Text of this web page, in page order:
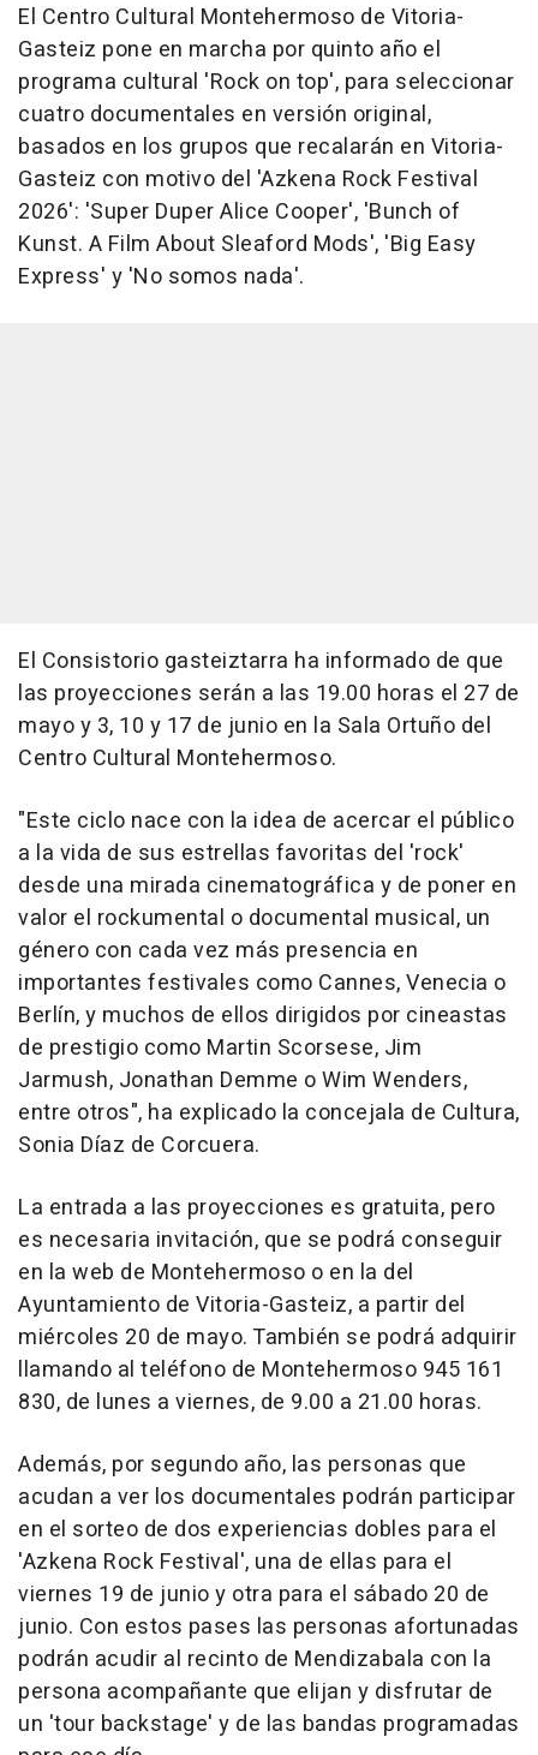
El Centro Cultural Montehermoso de Vitoria-
Gasteiz pone en marcha por quinto año el
programa cultural 'Rock on top', para seleccionar
cuatro documentales en versión original,
basados en los grupos que recalarán en Vitoria-
Gasteiz con motivo del 'Azkena Rock Festival
2026': 'Super Duper Alice Cooper', 'Bunch of
Kunst. A Film About Sleaford Mods', 'Big Easy
Express' y 'No somos nada'.
El Consistorio gasteiztarra ha informado de que
las proyecciones serán a las 19.00 horas el 27 de
mayo y 3, 10 y 17 de junio en la Sala Ortuño del
Centro Cultural Montehermoso.
"Este ciclo nace con la idea de acercar el público
a la vida de sus estrellas favoritas del 'rock'
desde una mirada cinematográfica y de poner en
valor el rockumental o documental musical, un
género con cada vez más presencia en
importantes festivales como Cannes, Venecia o
Berlín, y muchos de ellos dirigidos por cineastas
de prestigio como Martin Scorsese, Jim
Jarmush, Jonathan Demme o Wim Wenders,
entre otros", ha explicado la concejala de Cultura,
Sonia Díaz de Corcuera.
La entrada a las proyecciones es gratuita, pero
es necesaria invitación, que se podrá conseguir
en la web de Montehermoso o en la del
Ayuntamiento de Vitoria-Gasteiz, a partir del
miércoles 20 de mayo. También se podrá adquirir
llamando al teléfono de Montehermoso 945 161
830, de lunes a viernes, de 9.00 a 21.00 horas.
Además, por segundo año, las personas que
acudan a ver los documentales podrán participar
en el sorteo de dos experiencias dobles para el
'Azkena Rock Festival', una de ellas para el
viernes 19 de junio y otra para el sábado 20 de
junio. Con estos pases las personas afortunadas
podrán acudir al recinto de Mendizabala con la
persona acompañante que elijan y disfrutar de
un 'tour backstage' y de las bandas programadas